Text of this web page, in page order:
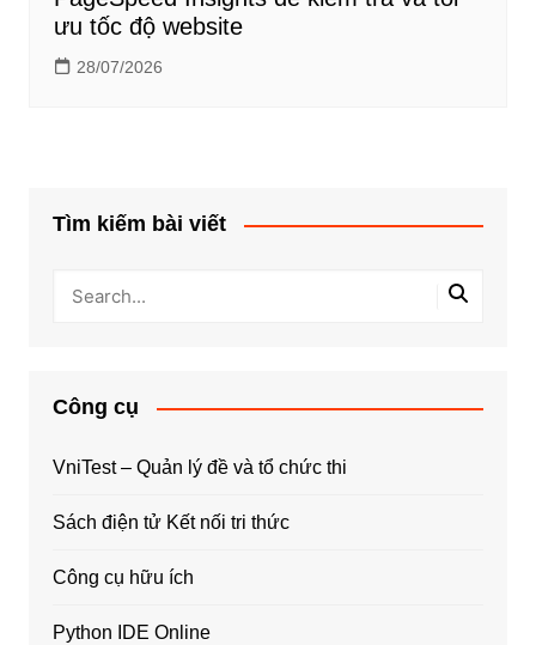
ưu tốc độ website
28/07/2026
Tìm kiếm bài viết
Công cụ
VniTest – Quản lý đề và tổ chức thi
Sách điện tử Kết nối tri thức
Công cụ hữu ích
Python IDE Online